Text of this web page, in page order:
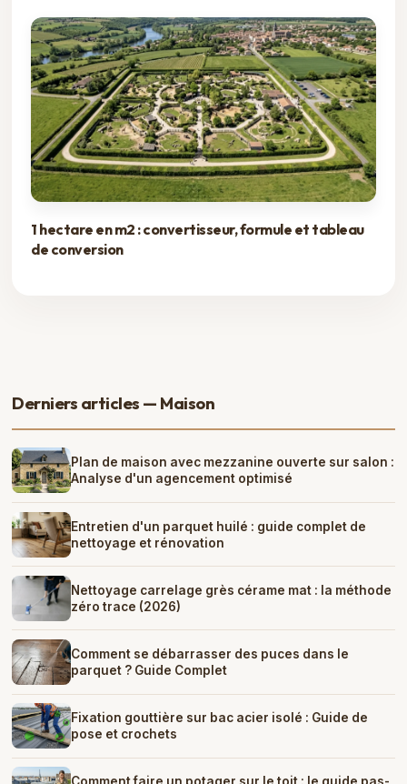
1 hectare en m2 : convertisseur, formule et tableau
de conversion
Derniers articles — Maison
Plan de maison avec mezzanine ouverte sur salon :
Analyse d'un agencement optimisé
Entretien d'un parquet huilé : guide complet de
nettoyage et rénovation
Nettoyage carrelage grès cérame mat : la méthode
zéro trace (2026)
Comment se débarrasser des puces dans le
parquet ? Guide Complet
Fixation gouttière sur bac acier isolé : Guide de
pose et crochets